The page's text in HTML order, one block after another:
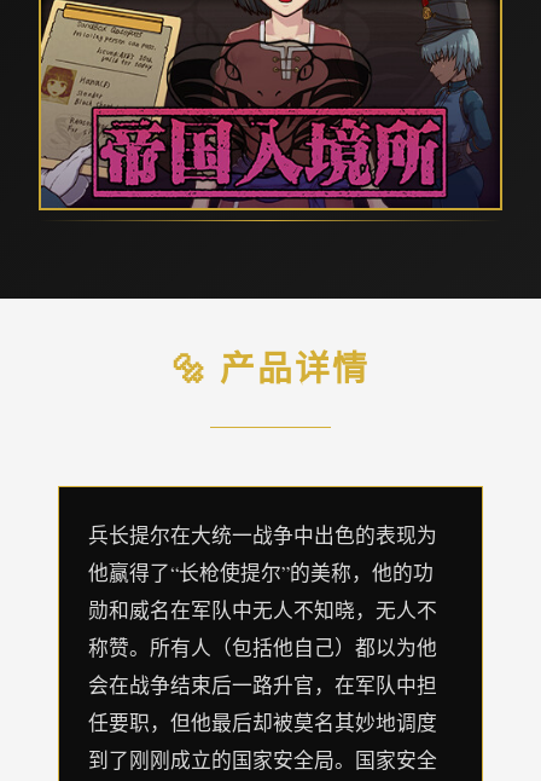
🔩 产品详情
兵长提尔在大统一战争中出色的表现为
他赢得了“长枪使提尔”的美称，他的功
勋和威名在军队中无人不知晓，无人不
称赞。所有人（包括他自己）都以为他
会在战争结束后一路升官，在军队中担
任要职，但他最后却被莫名其妙地调度
到了刚刚成立的国家安全局。国家安全